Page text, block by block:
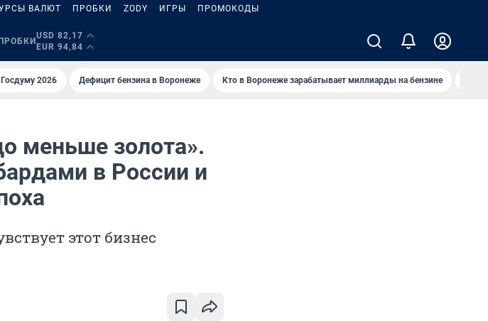
ВАЛЮТ ПРОБКИ ZODY ИГРЫ ПРОМОКОДЫ
USD 82,17
EUR 94,84
2026 Дефицит бензина в Воронеже Кто в Воронеже зарабатывает миллиарды на бензине
меньше золота».
в России и
этот бизнес